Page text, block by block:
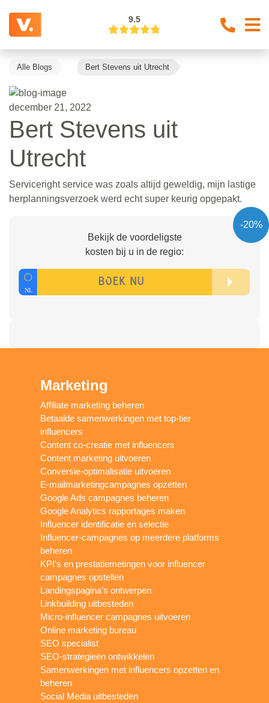
9.5
Alle Blogs Bert Stevens uit Utrecht
december 21, 2022
Bert Stevens uit
Utrecht
Serviceright service was zoals altijd geweldig, mijn lastige
herplanningsverzoek werd echt super keurig opgepakt.
-20%
Bekijk de voordeligste
kosten bij u in de regio:
Marketing
Affiliate marketing beheren
Betaalde samenwerkingen met top-tier
influencers
Content co-creatie met influencers
Content marketing uitvoeren
Conversie-optimalisatie uitvoeren
E-mailmarketingcampagnes opzetten
Google Ads campagnes beheren
Google Analytics rapportages maken
Influencer identificatie en selectie
Influencer-campagnes op meerdere platforms
beheren
KPI's en prestatiemetingen voor influencer
campagnes opstellen
Landingspagina’s ontwerpen
Linkbuilding uitbesteden
Micro-influencer campagnes uitvoeren
Online marketing bureau
SEO specialist
SEO-strategieën ontwikkelen
Samenwerkingen met influencers opzetten en
beheren
Social Media uitbesteden